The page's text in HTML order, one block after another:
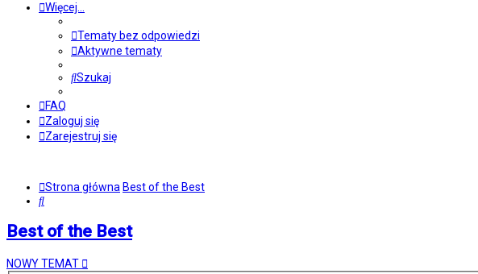
Więcej…
Tematy bez odpowiedzi
Aktywne tematy
Szukaj
FAQ
Zaloguj się
Zarejestruj się
Strona główna Best of the Best
Szukaj
Best of the Best
NOWY TEMAT